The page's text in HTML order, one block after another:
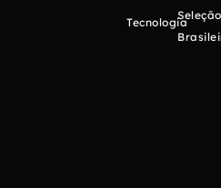
Tecnologia
Seleção